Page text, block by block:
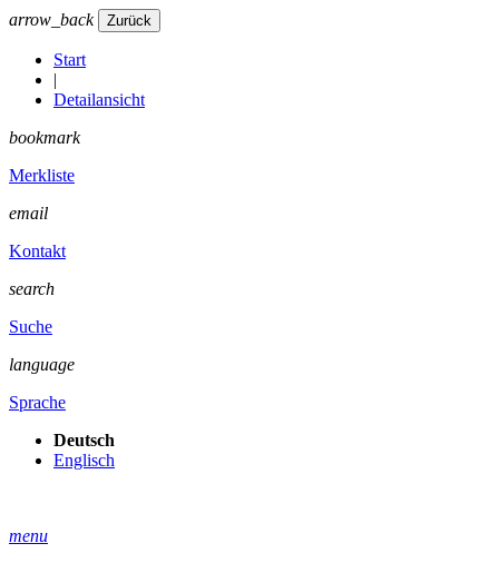
arrow_back
Start
|
Detailansicht
bookmark
Merkliste
email
Kontakt
search
Suche
language
Sprache
Deutsch
Englisch
menu